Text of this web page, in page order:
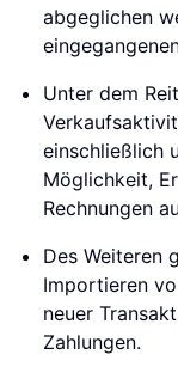
abgeglichen
Unter dem
einschließlich
Möglichkeit,
Rechnungen
Des Weiteren
Importieren
neuer
Zahlungen.